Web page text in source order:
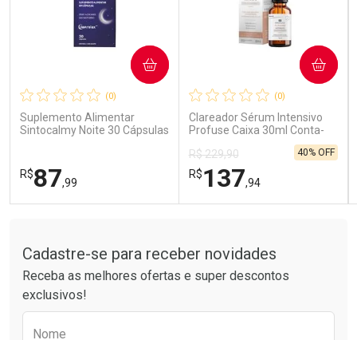
Comprar sem Desconto
Por R$ 14,39/cada
Comprar sem Desconto
Por R$ 14,39/cada
Comprar sem Desconto
Por R$ 189,99/cada
Comprar sem Desconto
Por R$ 189,99/cada
(0)
Suplemento Alimentar
Sintocalmy Noite 30 Cápsulas
R$87,99
COMPRAR
Laboratório
Por Menos
(0)
Clareador Sérum Intensivo
Profuse Caixa 30ml Conta-
R$ 229,90
R$137,94
40% OFF
COMPRAR
Laboratório
Por Menos
Cadastre-se para receber novidades
Receba as melhores ofertas e super descontos
exclusivos!
Nome